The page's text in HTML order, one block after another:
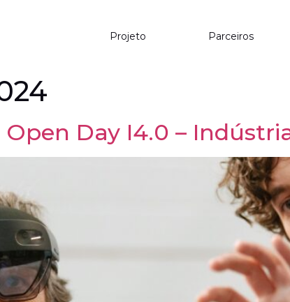
Projeto Parceiros
Day I4.0 –